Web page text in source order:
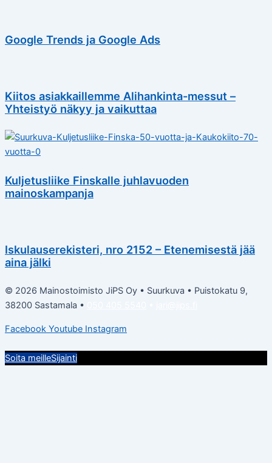
Google Trends ja Google Ads
Kiitos asiakkaillemme Alihankinta-messut –
Yhteistyö näkyy ja vaikuttaa
Kuljetusliike Finskalle juhlavuoden
mainoskampanja
Iskulauserekisteri, nro 2152 – Etenemisestä jää
aina jälki
© 2026 Mainostoimisto JiPS Oy • Suurkuva • Puistokatu 9,
38200 Sastamala •
Facebook Youtube Instagram
Soita meilleSijainti